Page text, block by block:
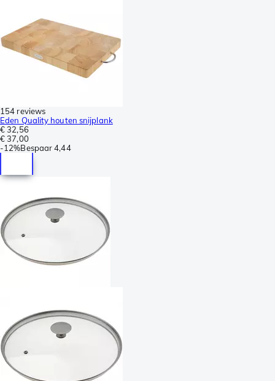
154 reviews
Eden Quality houten snijplank
€ 32,56
€ 37,00
-12%Bespaar 4,44